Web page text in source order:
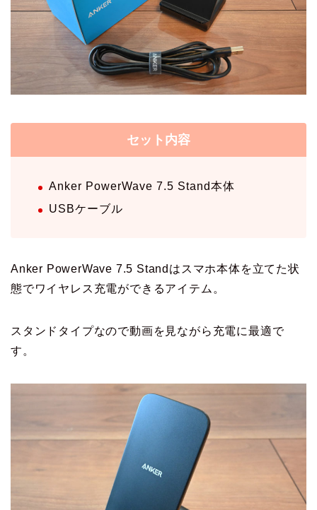
セット内容
Anker PowerWave 7.5 Stand本体
USBケーブル
Anker PowerWave 7.5 Standはスマホ本体を立てた状
態でワイヤレス充電ができるアイテム。
スタンドタイプなので動画を見ながら充電に最適で
す。